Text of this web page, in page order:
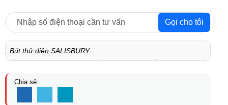
Gọi cho tôi
Bút thử điện SALISBURY
Chia sẻ: